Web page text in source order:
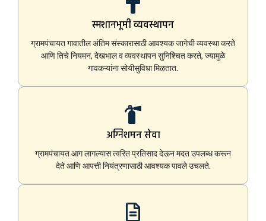
स्मशानभूमी व्यवस्थापन
ग्रामपंचायत गावातील अंतिम संस्कारासाठी आवश्यक जागेची व्यवस्था करते
आणि तिचे नियमन, देखभाल व व्यवस्थापन सुनिश्चित करते, ज्यामुळे
गावकऱ्यांना सोयीसुविधा मिळतात.
अग्निशमन सेवा
ग्रामपंचायत आग लागल्यास त्वरित प्रतिसाद देऊन मदत उपलब्ध करून
देते आणि आपत्ती नियंत्रणासाठी आवश्यक पावले उचलते.